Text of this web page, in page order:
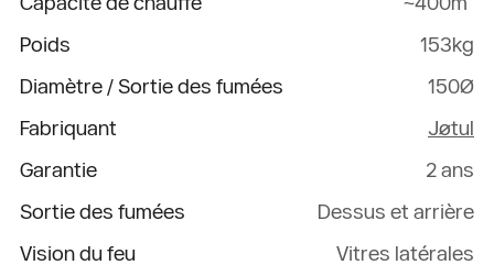
Poids
153kg
Diamètre / Sortie des fumées
150Ø
Fabriquant
Jøtul
Garantie
2 ans
Sortie des fumées
Dessus et arrière
Vision du feu
Vitres latérales